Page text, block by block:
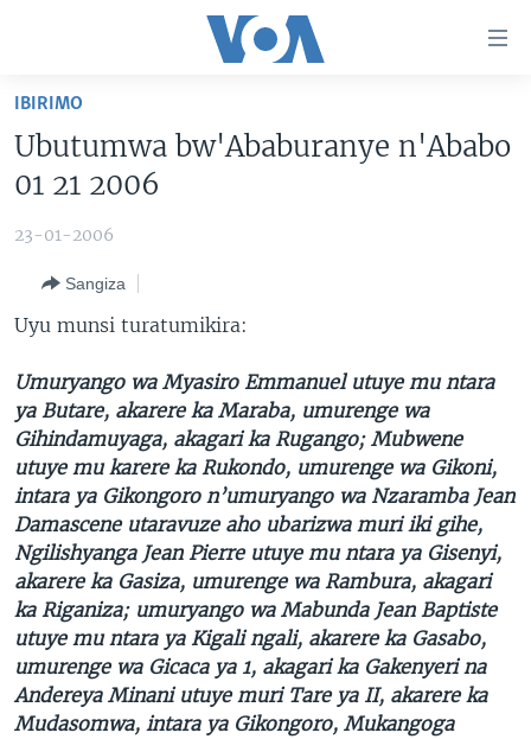
ntangiriro
Jya
gutangirira
gushakira
KW'ISI
MURISANGA
AMAKURU Y'AKARERE
AMAKURU KU MUGOROBA
BUNGABUNGA UBUZIMA
UMUZIKI
EJO
Learning English
DUKURIKIRE
Indimi
IBIRIMO
Ubutumwa bw'Ababuranye n'Ababo
01 21 2006
23-01-2006
Sangiza
Uyu munsi turatumikira:
Umuryango wa Myasiro Emmanuel utuye mu ntara
ya Butare, akarere ka Maraba, umurenge wa
Gihindamuyaga, akagari ka Rugango; Mubwene
utuye mu karere ka Rukondo, umurenge wa Gikoni,
intara ya Gikongoro n’umuryango wa Nzaramba Jean
Damascene utaravuze aho ubarizwa muri iki gihe,
Ngilishyanga Jean Pierre utuye mu ntara ya Gisenyi,
akarere ka Gasiza, umurenge wa Rambura, akagari
ka Riganiza; umuryango wa Mabunda Jean Baptiste
utuye mu ntara ya Kigali ngali, akarere ka Gasabo,
umurenge wa Gicaca ya 1, akagari ka Gakenyeri na
Andereya Minani utuye muri Tare ya II, akarere ka
Mudasomwa, intara ya Gikongoro, Mukangoga